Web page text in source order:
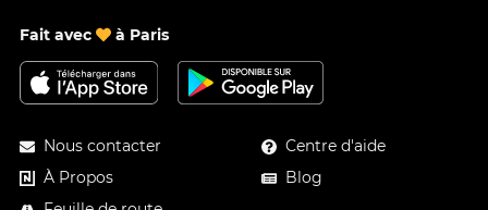
Fait avec à Paris
Nous contacter
À Propos
Centre d'aide
Blog